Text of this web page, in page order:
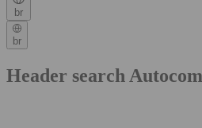
br
br
Header search